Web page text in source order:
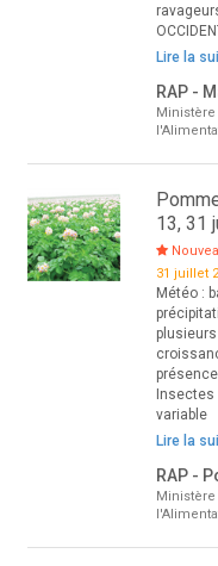
Lire la
RAP -
13, 31
31 juillet
Météo :
variable
Lire la
RAP -